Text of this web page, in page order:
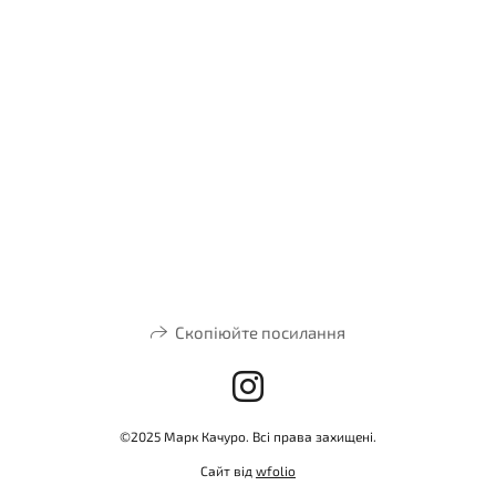
Скопіюйте посилання
©2025 Марк Качуро. Всі права захищені.
Сайт від wfolio